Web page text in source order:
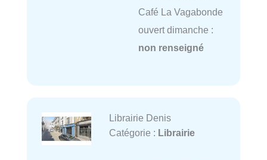
Café La Vagabonde
ouvert dimanche :
non renseigné
Librairie Denis
Catégorie : Librairie